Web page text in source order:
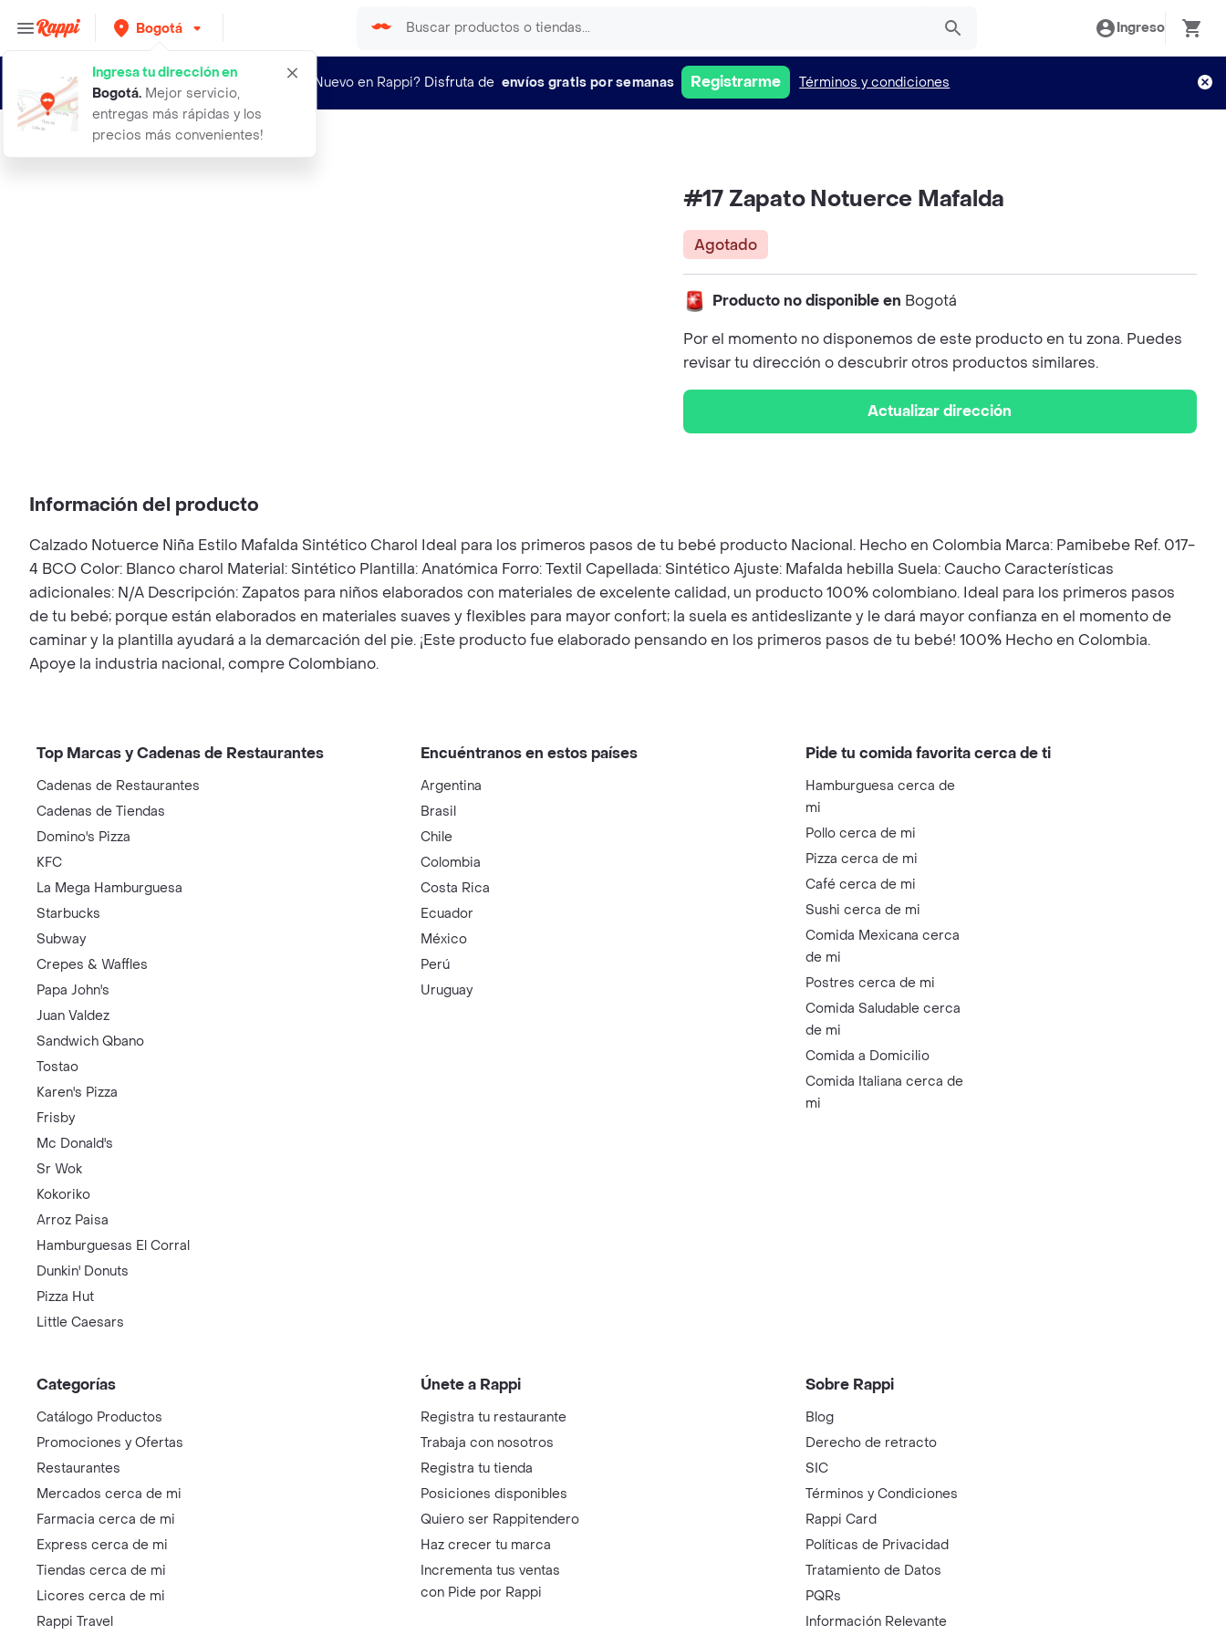
Bogotá
Ingresa tu dirección en
Bogotá. Mejor servicio,
entregas más rápidas y los
precios más convenientes!
Ingreso
¿Nuevo en Rappi? Disfruta de envíos gratis por semanas Registrarme Términos y condiciones
17 zapato notuerce mafalda
#17 Zapato Notuerce Mafalda
Agotado
Producto no disponible en Bogotá
Por el momento no disponemos de este producto en tu zona. Puedes
revisar tu dirección o descubrir otros productos similares.
Actualizar dirección
Información del producto
Calzado Notuerce Niña Estilo Mafalda Sintético Charol Ideal para los primeros pasos de tu bebé producto Nacional. Hecho en Colombia Marca: Pamibebe Ref. 017-
4 BCO Color: Blanco charol Material: Sintético Plantilla: Anatómica Forro: Textil Capellada: Sintético Ajuste: Mafalda hebilla Suela: Caucho Características
adicionales: N/A Descripción: Zapatos para niños elaborados con materiales de excelente calidad, un producto 100% colombiano. Ideal para los primeros pasos
de tu bebé; porque están elaborados en materiales suaves y flexibles para mayor confort; la suela es antideslizante y le dará mayor confianza en el momento de
caminar y la plantilla ayudará a la demarcación del pie. ¡Este producto fue elaborado pensando en los primeros pasos de tu bebé! 100% Hecho en Colombia.
Apoye la industria nacional, compre Colombiano.
Top Marcas y Cadenas de Restaurantes
Cadenas de Restaurantes
Cadenas de Tiendas
Domino's Pizza
KFC
La Mega Hamburguesa
Starbucks
Subway
Crepes & Waffles
Papa John's
Juan Valdez
Sandwich Qbano
Tostao
Karen's Pizza
Frisby
Mc Donald's
Sr Wok
Kokoriko
Arroz Paisa
Hamburguesas El Corral
Dunkin' Donuts
Pizza Hut
Little Caesars
Encuéntranos en estos países
Argentina
Brasil
Chile
Colombia
Costa Rica
Ecuador
México
Perú
Uruguay
Pide tu comida favorita cerca de ti
Hamburguesa cerca de
mi
Pollo cerca de mi
Pizza cerca de mi
Café cerca de mi
Sushi cerca de mi
Comida Mexicana cerca
de mi
Postres cerca de mi
Comida Saludable cerca
de mi
Comida a Domicilio
Comida Italiana cerca de
mi
Categorías
Catálogo Productos
Promociones y Ofertas
Restaurantes
Mercados cerca de mi
Farmacia cerca de mi
Express cerca de mi
Tiendas cerca de mi
Licores cerca de mi
Rappi Travel
Únete a Rappi
Registra tu restaurante
Trabaja con nosotros
Registra tu tienda
Posiciones disponibles
Quiero ser Rappitendero
Haz crecer tu marca
Incrementa tus ventas
con Pide por Rappi
Sobre Rappi
Blog
Derecho de retracto
SIC
Términos y Condiciones
Rappi Card
Políticas de Privacidad
Tratamiento de Datos
PQRs
Información Relevante